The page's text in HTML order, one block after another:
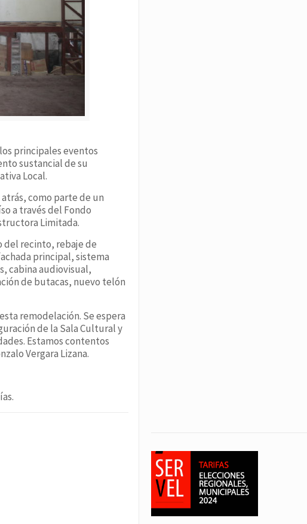
principales eventos
sustancial de su
Local.
como parte de un
a través del Fondo
Limitada.
del recinto, rebaje de
principal, sistema
cabina audiovisual,
de butacas, nuevo telón
remodelación. Se espera
de la Sala Cultural y
Estamos contentos
Vergara Lizana.